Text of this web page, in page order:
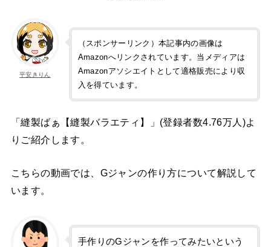
平安きりん
（スポンサーリンク）本記事内の画像は
Amazonへリンクされています。当メディアは
Amazonアソシエイトとして適格販売により収
入を得ています。
「縫製ばぁ【縫製バラエティ】」(登録者数4.76万人)よ
りご紹介します。
こちらの動画では、Gジャンの作り方について解説して
います。
手作りのGジャンを作ってみたいという